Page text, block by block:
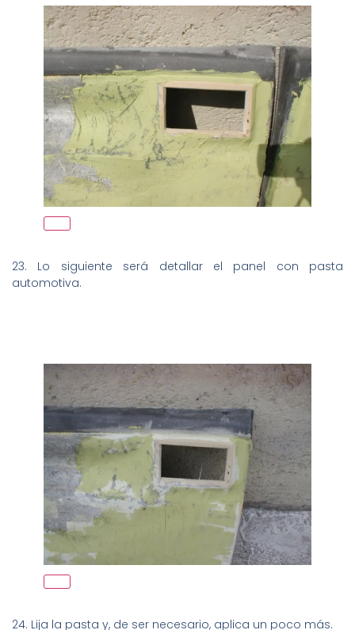
23. Lo siguiente será detallar el panel con pasta
automotiva.
24. Lija la pasta y, de ser necesario, aplica un poco más.